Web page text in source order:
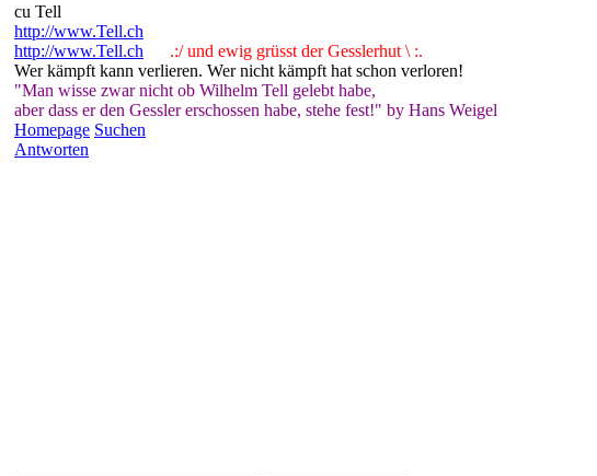
cu Tell
http://www.Tell.ch
http://www.Tell.ch
.:/ und ewig grüsst der Gesslerhut \ :.
Wer kämpft kann verlieren. Wer nicht kämpft hat schon verloren!
"Man wisse zwar nicht ob Wilhelm Tell gelebt habe,
aber dass er den Gessler erschossen habe, stehe fest!" by Hans Weigel
Homepage Suchen
Antworten